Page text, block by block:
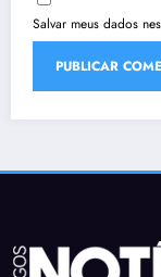
Salvar meus dados